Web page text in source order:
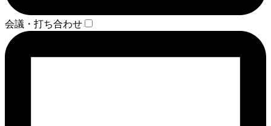
会議・打ち合わせ